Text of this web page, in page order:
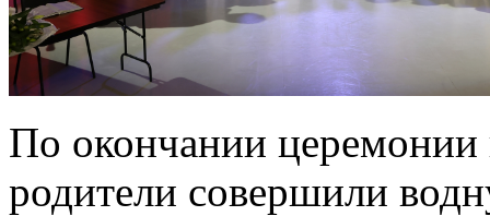
По окончании церемонии
родители совершили